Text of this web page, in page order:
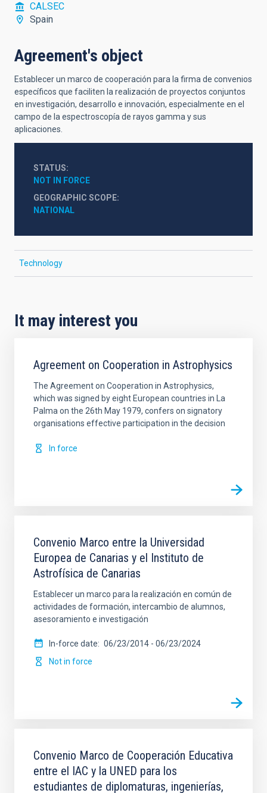
CALSEC
Spain
Agreement's object
Establecer un marco de cooperación para la firma de convenios
específicos que faciliten la realización de proyectos conjuntos
en investigación, desarrollo e innovación, especialmente en el
campo de la espectroscopía de rayos gamma y sus
aplicaciones.
STATUS
NOT IN FORCE
GEOGRAPHIC SCOPE
NATIONAL
Technology
It may interest you
Agreement on Cooperation in Astrophysics
The Agreement on Cooperation in Astrophysics,
which was signed by eight European countries in La
Palma on the 26th May 1979, confers on signatory
organisations effective participation in the decision
In force
Convenio Marco entre la Universidad
Europea de Canarias y el Instituto de
Astrofísica de Canarias
Establecer un marco para la realización en común de
actividades de formación, intercambio de alumnos,
asesoramiento e investigación
In-force date 06/23/2014 - 06/23/2024
Not in force
Convenio Marco de Cooperación Educativa
entre el IAC y la UNED para los
estudiantes de diplomaturas, ingenierías,